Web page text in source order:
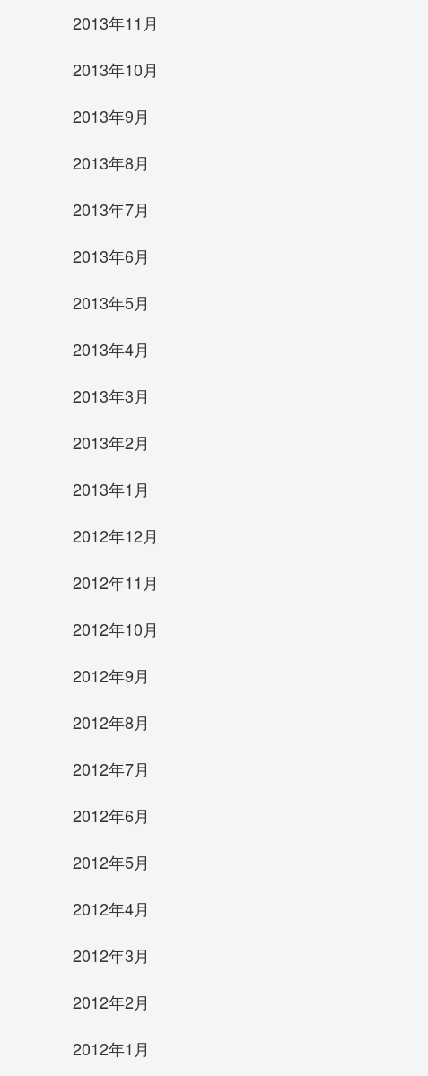
2013年11月
2013年10月
2013年9月
2013年8月
2013年7月
2013年6月
2013年5月
2013年4月
2013年3月
2013年2月
2013年1月
2012年12月
2012年11月
2012年10月
2012年9月
2012年8月
2012年7月
2012年6月
2012年5月
2012年4月
2012年3月
2012年2月
2012年1月